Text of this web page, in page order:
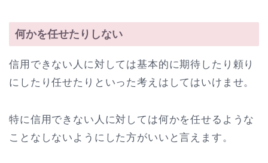
何かを任せたりしない
信用できない人に対しては基本的に期待したり頼り
にしたり任せたりといった考えはしてはいけませ。
特に信用できない人に対しては何かを任せるような
ことなしないようにした方がいいと言えます。
お問い合わせ
運営者